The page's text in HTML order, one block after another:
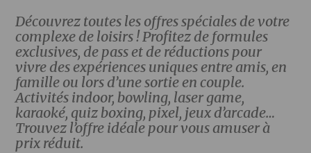
Découvrez toutes les offres spéciales de votre
complexe de loisirs ! Profitez de formules
exclusives, de pass et de réductions pour
vivre des expériences uniques entre amis, en
famille ou lors d’une sortie en couple.
Activités indoor, bowling, laser game,
karaoké, quiz boxing, pixel, jeux d’arcade…
Trouvez l’offre idéale pour vous amuser à
prix réduit.